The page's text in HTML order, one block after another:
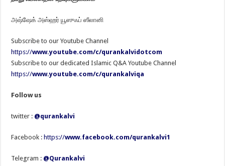
அஷ்ஷேக் அஸ்ஹர் யூஸுஃப் ஸீலானி
Subscribe to our Youtube Channel
https://www.youtube.com/c/qurankalvidotcom
Subscribe to our dedicated Islamic Q&A Youtube Channel
https://www.youtube.com/c/qurankalviqa
Follow us
twitter : @qurankalvi
Facebook : https://www.facebook.com/qurankalvi1
Telegram : @Qurankalvi